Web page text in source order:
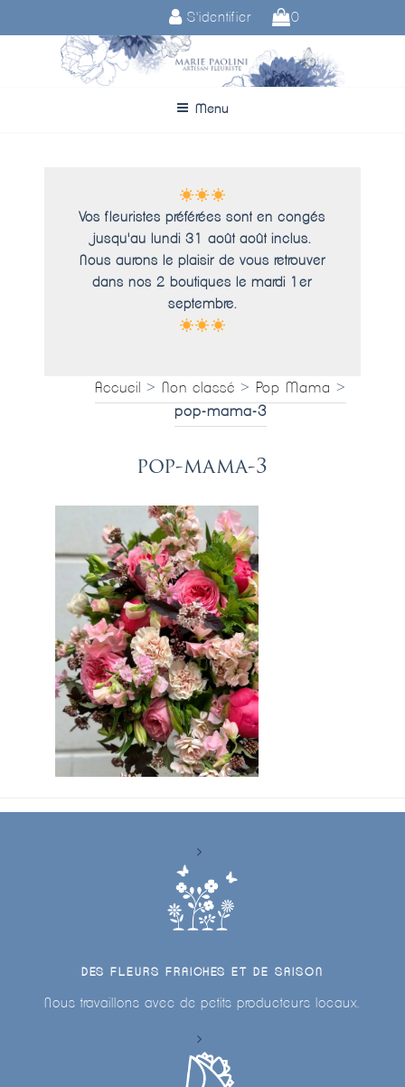
S'identifier 0
Menu
Vos fleuristes préférées sont en congés
jusqu'au lundi 31 août août inclus.
Nous aurons le plaisir de vous retrouver
dans nos 2 boutiques le mardi 1er
septembre.
Accueil > Non classé > Pop Mama >
pop-mama-3
pop-mama-3
DES FLEURS FRAICHES ET DE SAISON
Nous travaillons avec de petits producteurs locaux.